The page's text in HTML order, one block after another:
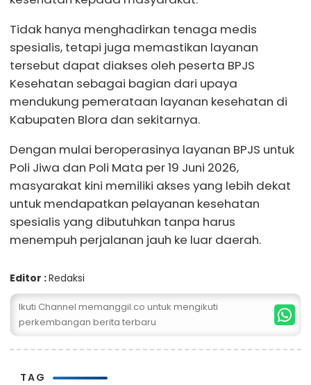
Tidak hanya menghadirkan tenaga medis
spesialis, tetapi juga memastikan layanan
tersebut dapat diakses oleh peserta BPJS
Kesehatan sebagai bagian dari upaya
mendukung pemerataan layanan kesehatan di
Kabupaten Blora dan sekitarnya.
Dengan mulai beroperasinya layanan BPJS untuk
Poli Jiwa dan Poli Mata per 19 Juni 2026,
masyarakat kini memiliki akses yang lebih dekat
untuk mendapatkan pelayanan kesehatan
spesialis yang dibutuhkan tanpa harus
menempuh perjalanan jauh ke luar daerah.
Editor :Redaksi
Ikuti Channel memanggil.co untuk mengikuti
perkembangan berita terbaru
TAG